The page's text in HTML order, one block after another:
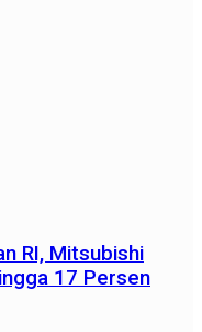
RI, Mitsubishi
17 Persen